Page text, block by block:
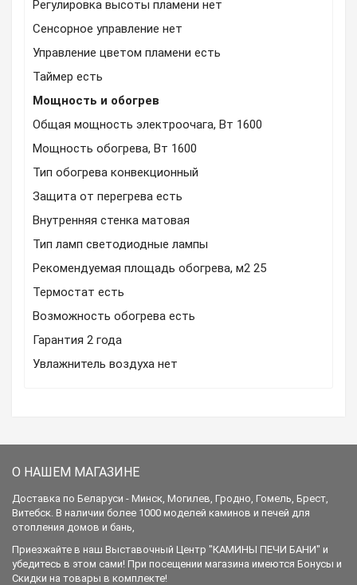
Регулировка высоты пламени нет
Сенсорное управление нет
Управление цветом пламени есть
Таймер есть
Мощность и обогрев
Общая мощность электроочага, Вт 1600
Мощность обогрева, Вт 1600
Тип обогрева конвекционный
Защита от перегрева есть
Внутренняя стенка матовая
Тип ламп светодиодные лампы
Рекомендуемая площадь обогрева, м2 25
Термостат есть
Возможность обогрева есть
Гарантия 2 года
Увлажнитель воздуха нет
О НАШЕМ МАГАЗИНЕ
Доставка по Беларуси - Минск, Могилев, Гродно, Гомель, Брест,
Витебск. В наличии более 1000 моделей каминов и печей для
отопления домов и бань,
Приезжайте в наш Выставочный Центр "КАМИНЫ ПЕЧИ БАНИ" и
убедитесь в этом сами! При посещении магазина имеются Бонусы и
Скидки на товары в комплекте!